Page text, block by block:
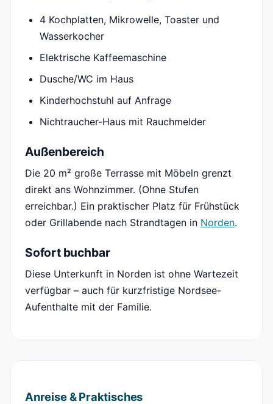
4 Kochplatten, Mikrowelle, Toaster und
Wasserkocher
Elektrische Kaffeemaschine
Dusche/WC im Haus
Kinderhochstuhl auf Anfrage
Nichtraucher-Haus mit Rauchmelder
Außenbereich
Die 20 m² große Terrasse mit Möbeln grenzt
direkt ans Wohnzimmer. (Ohne Stufen
erreichbar.) Ein praktischer Platz für Frühstück
oder Grillabende nach Strandtagen in Norden.
Sofort buchbar
Diese Unterkunft in Norden ist ohne Wartezeit
verfügbar – auch für kurzfristige Nordsee-
Aufenthalte mit der Familie.
Anreise & Praktisches